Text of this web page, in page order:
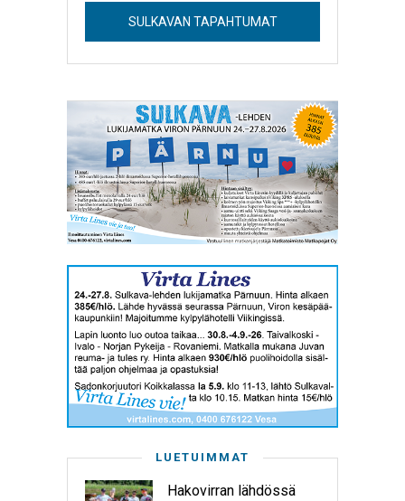
SULKAVAN TAPAHTUMAT
LUETUIMMAT
Hakovirran lähdössä